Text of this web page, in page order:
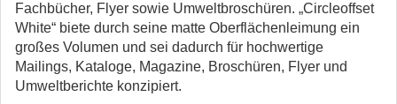
Fachbücher, Flyer sowie Umweltbroschüren. „Circleoffset
White“ biete durch seine matte Oberflächenleimung ein
großes Volumen und sei dadurch für hochwertige
Mailings, Kataloge, Magazine, Broschüren, Flyer und
Umweltberichte konzipiert.